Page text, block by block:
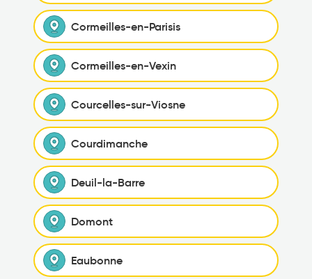
Cormeilles-en-Parisis
Cormeilles-en-Vexin
Courcelles-sur-Viosne
Courdimanche
Deuil-la-Barre
Domont
Eaubonne